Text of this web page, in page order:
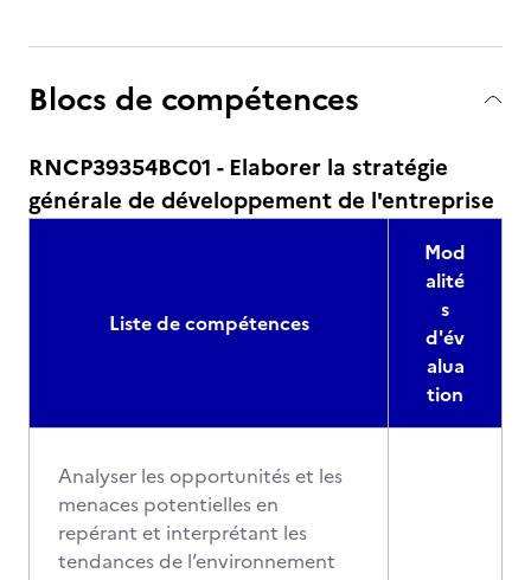
Blocs de compétences
RNCP39354BC01 - Elaborer la stratégie
générale de développement de l'entreprise
Liste de compétences
Mod
alité
s
d'év
alua
tion
Analyser les opportunités et les
menaces potentielles en
repérant et interprétant les
tendances de l’environnement